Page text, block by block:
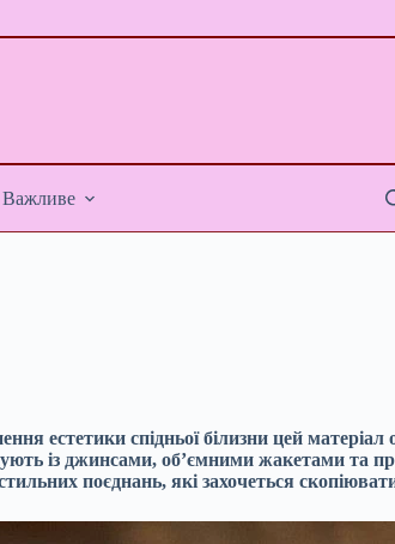
Важливе
естетики спідньої білизни цей
із джинсами, об’ємними жакетами та
поєднань, які захочеться